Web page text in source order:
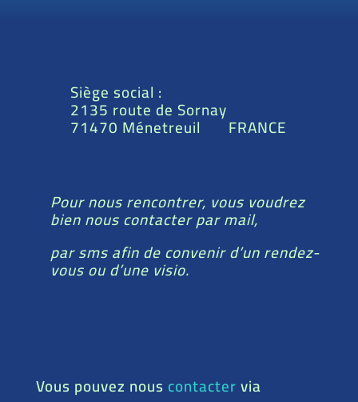
Siège social :
2135 route de Sornay
71470 Ménetreuil FRANCE
Pour nous rencontrer, vous voudrez
bien nous contacter par mail,
par sms afin de convenir d’un rendez-
vous ou d’une visio.
Vous pouvez nous contactervia